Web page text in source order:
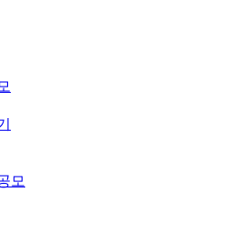
모